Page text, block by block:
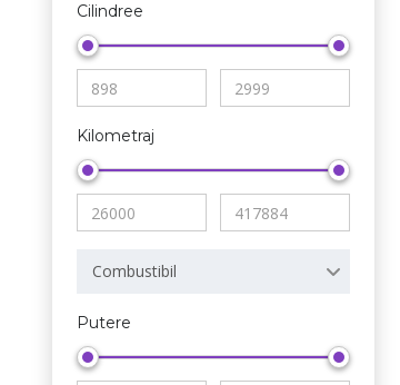
Cilindree
Kilometraj
Combustibil
Putere